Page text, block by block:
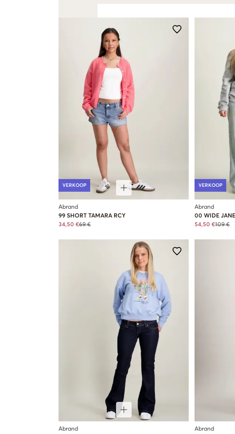
VERKOOP
Abrand
99 SHORT TAMARA RCY
34,50 €69 €
VERKOOP
Abrand
00 WIDE
54,50 €109 €
Abrand
Abrand